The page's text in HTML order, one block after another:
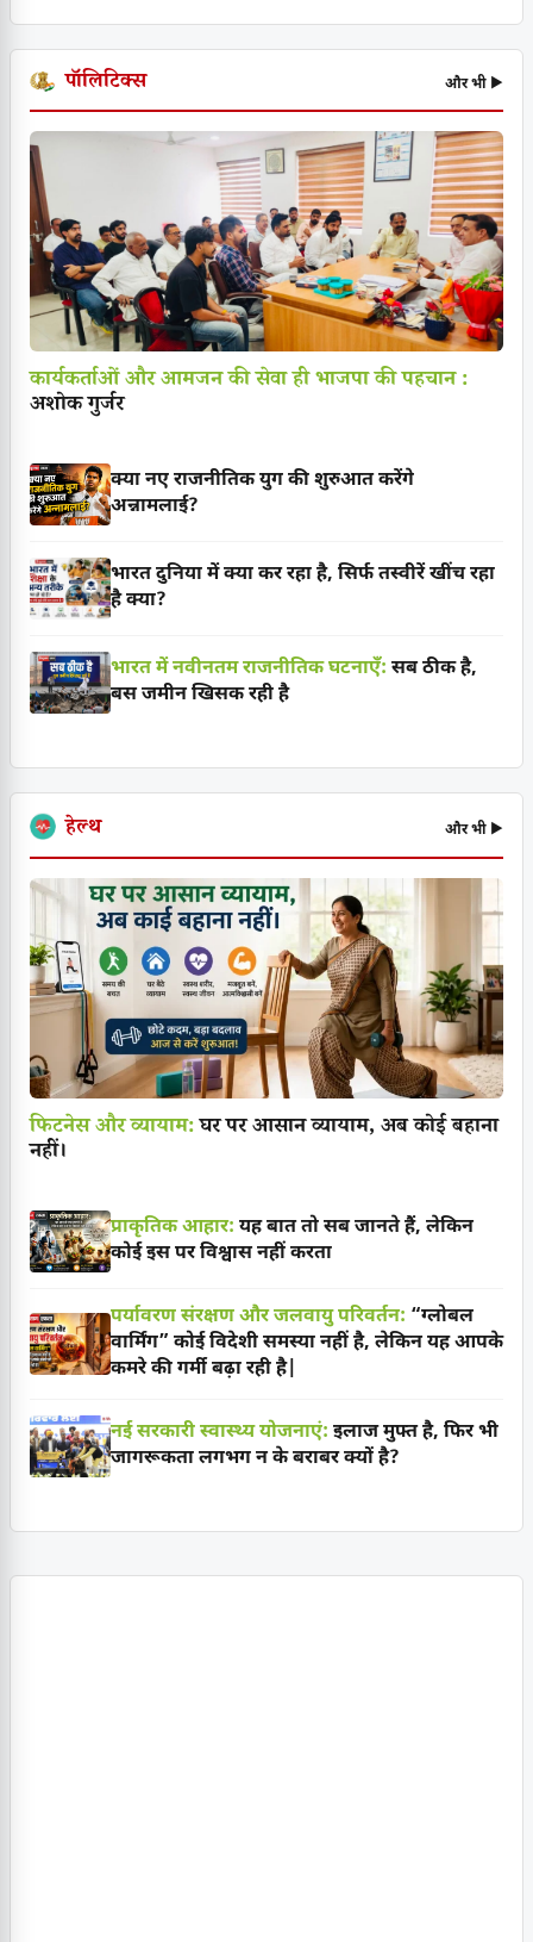
पॉलिटिक्स और भी ▶
कार्यकर्ताओं और आमजन की सेवा ही भाजपा की पहचान :
अशोक गुर्जर
क्या नए राजनीतिक युग की शुरुआत करेंगे
अन्नामलाई?
भारत दुनिया में क्या कर रहा है, सिर्फ तस्वीरें खींच रहा
है क्या?
भारत में नवीनतम राजनीतिक घटनाएँ: सब ठीक है,
बस जमीन खिसक रही है
हेल्थ और भी ▶
फिटनेस और व्यायाम:घर पर आसान व्यायाम, अब कोई बहाना
नहीं।
प्राकृतिक आहार: यह बात तो सब जानते हैं, लेकिन
कोई इस पर विश्वास नहीं करता
पर्यावरण संरक्षण और जलवायु परिवर्तन: “ग्लोबल
वार्मिंग” कोई विदेशी समस्या नहीं है, लेकिन यह आपके
कमरे की गर्मी बढ़ा रही है|
नई सरकारी स्वास्थ्य योजनाएं: इलाज मुफ्त है, फिर भी
जागरूकता लगभग न के बराबर क्यों है?